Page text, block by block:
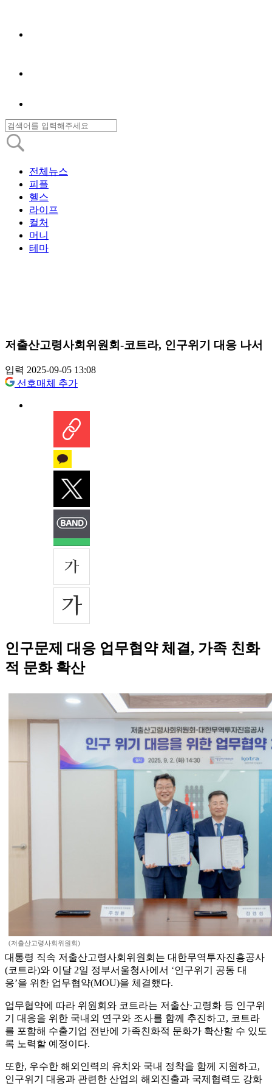
전체뉴스
피플
헬스
라이프
컬처
머니
테마
저출산고령사회위원회-코트라, 인구위기 대응 나서
입력 2025-09-05 13:08
선호매체 추가
인구문제 대응 업무협약 체결, 가족 친화
적 문화 확산
(저출산고령사회위원회)
대통령 직속 저출산고령사회위원회는 대한무역투자진흥공사
(코트라)와 이달 2일 정부서울청사에서 ‘인구위기 공동 대
응’을 위한 업무협약(MOU)을 체결했다.
업무협약에 따라 위원회와 코트라는 저출산·고령화 등 인구위
기 대응을 위한 국내외 연구와 조사를 함께 추진하고, 코트라
를 포함해 수출기업 전반에 가족친화적 문화가 확산할 수 있도
록 노력할 예정이다.
또한, 우수한 해외인력의 유치와 국내 정착을 함께 지원하고,
인구위기 대응과 관련한 산업의 해외진출과 국제협력도 강화